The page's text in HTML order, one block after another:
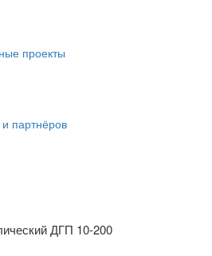
проекты
партнёров
ДГП 10-200